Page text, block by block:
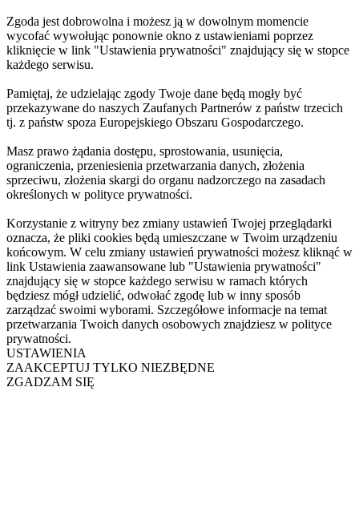
Zgoda jest dobrowolna i możesz ją w dowolnym momencie
wycofać wywołując ponownie okno z ustawieniami poprzez
kliknięcie w link "Ustawienia prywatności" znajdujący się w stopce
każdego serwisu.
Pamiętaj, że udzielając zgody Twoje dane będą mogły być
przekazywane do naszych Zaufanych Partnerów z państw trzecich
tj. z państw spoza Europejskiego Obszaru Gospodarczego.
Masz prawo żądania dostępu, sprostowania, usunięcia,
ograniczenia, przeniesienia przetwarzania danych, złożenia
sprzeciwu, złożenia skargi do organu nadzorczego na zasadach
określonych w polityce prywatności.
Korzystanie z witryny bez zmiany ustawień Twojej przeglądarki
oznacza, że pliki cookies będą umieszczane w Twoim urządzeniu
końcowym. W celu zmiany ustawień prywatności możesz kliknąć w
link Ustawienia zaawansowane lub "Ustawienia prywatności"
znajdujący się w stopce każdego serwisu w ramach których
będziesz mógł udzielić, odwołać zgodę lub w inny sposób
zarządzać swoimi wyborami. Szczegółowe informacje na temat
przetwarzania Twoich danych osobowych znajdziesz w polityce
prywatności.
USTAWIENIA
ZAAKCEPTUJ TYLKO NIEZBĘDNE
ZGADZAM SIĘ